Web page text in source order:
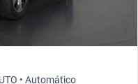
• Automático